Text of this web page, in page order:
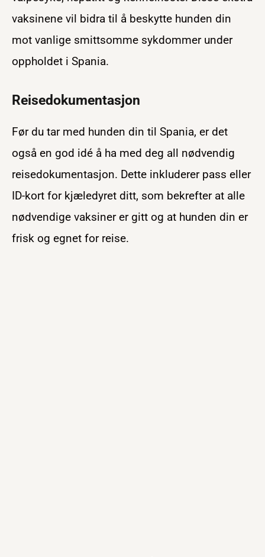
vaksinene vil bidra til å beskytte hunden din
mot vanlige smittsomme sykdommer under
oppholdet i Spania.
Reisedokumentasjon
Før du tar med hunden din til Spania, er det
også en god idé å ha med deg all nødvendig
reisedokumentasjon. Dette inkluderer pass eller
ID-kort for kjæledyret ditt, som bekrefter at alle
nødvendige vaksiner er gitt og at hunden din er
frisk og egnet for reise.